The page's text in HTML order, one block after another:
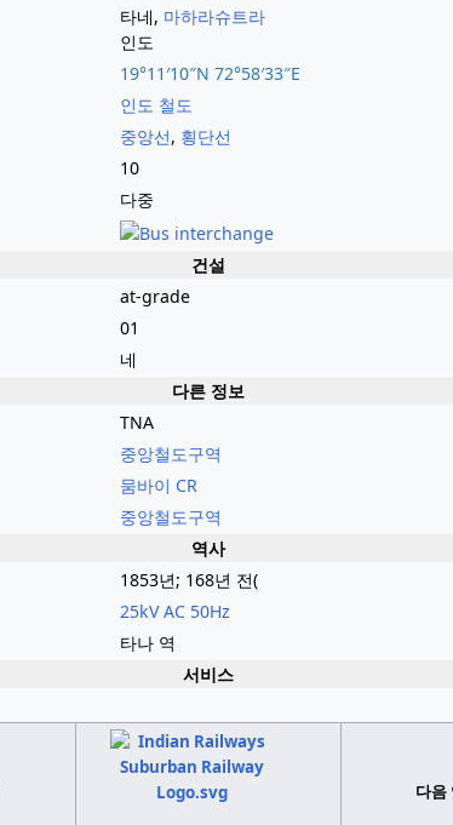
타네, 마하라슈트라
인도
19°11′10″N 72°58′33″E
인도 철도
중앙선, 횡단선
10
다중
건설
at-grade
01
네
다른 정보
TNA
중앙철도구역
뭄바이 CR
중앙철도구역
역사
1853년; 168년 전(
25kV AC 50Hz
타나 역
서비스
다음